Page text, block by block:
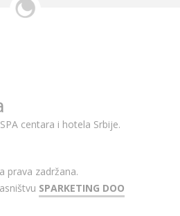
centara i hotela Srbije.
prava zadržana.
SPARKETING DOO